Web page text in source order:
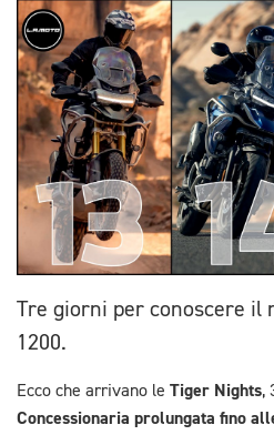
Tre giorni per conoscere il
1200.
Ecco che arrivano le Tiger Nights,
Concessionaria prolungata fino